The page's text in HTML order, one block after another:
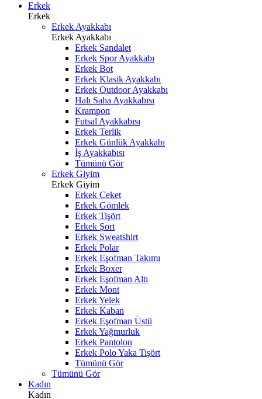
Erkek
Erkek
Erkek Ayakkabı
Erkek Ayakkabı
Erkek Sandalet
Erkek Spor Ayakkabı
Erkek Bot
Erkek Klasik Ayakkabı
Erkek Outdoor Ayakkabı
Halı Saha Ayakkabısı
Krampon
Futsal Ayakkabısı
Erkek Terlik
Erkek Günlük Ayakkabı
İş Ayakkabısı
Tümünü Gör
Erkek Giyim
Erkek Giyim
Erkek Ceket
Erkek Gömlek
Erkek Tişört
Erkek Şort
Erkek Sweatshirt
Erkek Polar
Erkek Eşofman Takımı
Erkek Boxer
Erkek Eşofman Altı
Erkek Mont
Erkek Yelek
Erkek Kaban
Erkek Eşofman Üstü
Erkek Yağmurluk
Erkek Pantolon
Erkek Polo Yaka Tişört
Tümünü Gör
Tümünü Gör
Kadın
Kadın